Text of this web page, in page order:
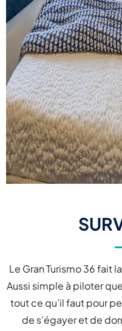
Le Gran Turismo 36 fait
Aussi simple à piloter
tout ce qu’il faut pour
de s’égayer et de